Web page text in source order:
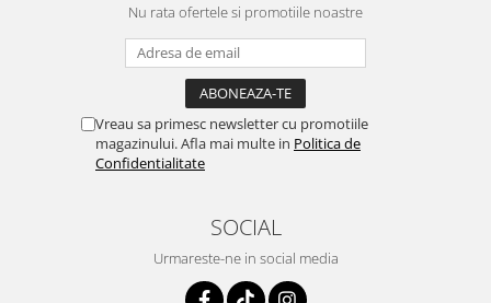
Nu rata ofertele si promotiile noastre
Vreau sa primesc newsletter cu promotiile
magazinului. Afla mai multe in Politica de
Confidentialitate
SOCIAL
Urmareste-ne in social media